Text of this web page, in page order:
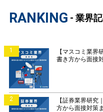
RANKING - 業界
1
【マスコミ業界
書き方から面接
2
【証券業界研究
方から面接対策